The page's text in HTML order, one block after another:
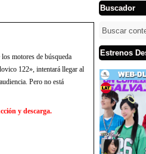
motores de búsqueda
122», intentará llegar al
Pero no está
y descarga.
Buscador
Estrenos